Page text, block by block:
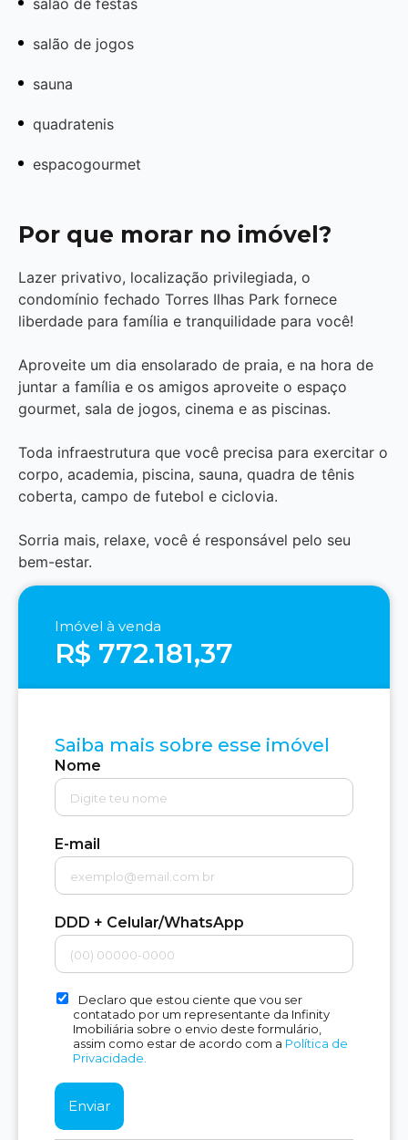
salão de jogos
sauna
quadratenis
espacogourmet
Por que morar no imóvel?
Lazer privativo, localização privilegiada, o
condomínio fechado Torres Ilhas Park fornece
liberdade para família e tranquilidade para você!
Aproveite um dia ensolarado de praia, e na hora de
juntar a família e os amigos aproveite o espaço
gourmet, sala de jogos, cinema e as piscinas.
Toda infraestrutura que você precisa para exercitar o
corpo, academia, piscina, sauna, quadra de tênis
coberta, campo de futebol e ciclovia.
Sorria mais, relaxe, você é responsável pelo seu
bem-estar.
Imóvel à venda
R$ 772.181,37
Saiba mais sobre esse imóvel
Nome
E-mail
DDD + Celular/WhatsApp
Declaro que estou ciente que vou ser
contatado por um representante da Infinity
Imobiliária sobre o envio deste formulário,
assim como estar de acordo com a Política de
Privacidade.